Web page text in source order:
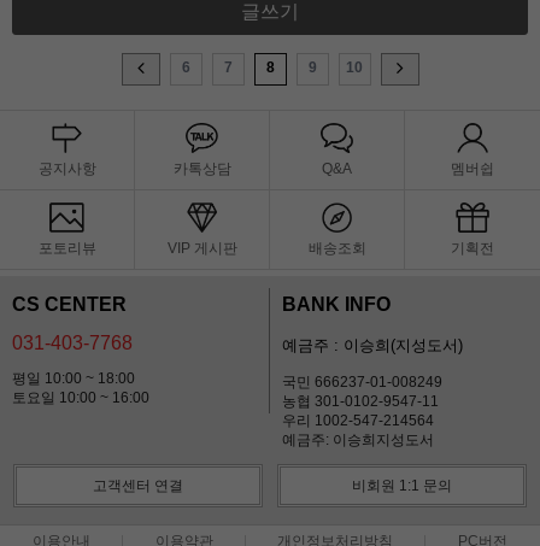
글쓰기
6 7 8 9 10
공지사항 카톡상담 Q&A 멤버쉽
포토리뷰 VIP 게시판 배송조회 기획전
CS CENTER
031-403-7768
평일 10:00 ~ 18:00
토요일 10:00 ~ 16:00
BANK INFO
예금주 : 이승희(지성도서)
국민 666237-01-008249
농협 301-0102-9547-11
우리 1002-547-214564
예금주: 이승희지성도서
고객센터 연결 비회원 1:1 문의
이용안내 이용약관 개인정보처리방침 PC버전